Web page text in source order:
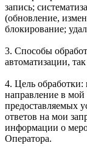
запись;
(обновление,
блокирование;
3. Способы
автоматизации,
4. Цель обработки:
направление в
предоставляемых
ответов на мои
информации о
Оператора.